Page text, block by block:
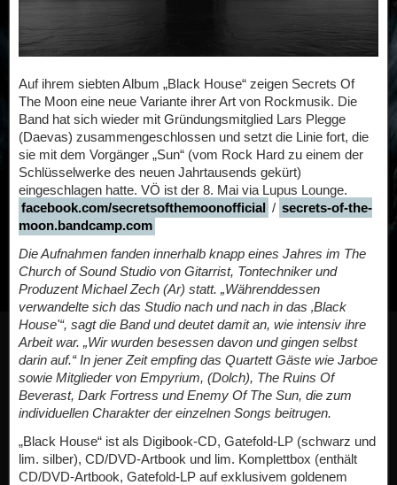
Auf ihrem siebten Album „Black House“ zeigen Secrets Of
The Moon eine neue Variante ihrer Art von Rockmusik. Die
Band hat sich wieder mit Gründungsmitglied Lars Plegge
(Daevas) zusammengeschlossen und setzt die Linie fort, die
sie mit dem Vorgänger „Sun“ (vom Rock Hard zu einem der
Schlüsselwerke des neuen Jahrtausends gekürt)
eingeschlagen hatte. VÖ ist der 8. Mai via Lupus Lounge.
facebook.com/secretsofthemoonofficial / secrets-of-the-
moon.bandcamp.com
Die Aufnahmen fanden innerhalb knapp eines Jahres im The
Church of Sound Studio von Gitarrist, Tontechniker und
Produzent Michael Zech (Ar) statt. „Währenddessen
verwandelte sich das Studio nach und nach in das ‚Black
House'“, sagt die Band und deutet damit an, wie intensiv ihre
Arbeit war. „Wir wurden besessen davon und gingen selbst
darin auf.“ In jener Zeit empfing das Quartett Gäste wie Jarboe
sowie Mitglieder von Empyrium, (Dolch), The Ruins Of
Beverast, Dark Fortress und Enemy Of The Sun, die zum
individuellen Charakter der einzelnen Songs beitrugen.
„Black House“ ist als Digibook-CD, Gatefold-LP (schwarz und
lim. silber), CD/DVD-Artbook und lim. Komplettbox (enthält
CD/DVD-Artbook, Gatefold-LP auf exklusivem goldenem